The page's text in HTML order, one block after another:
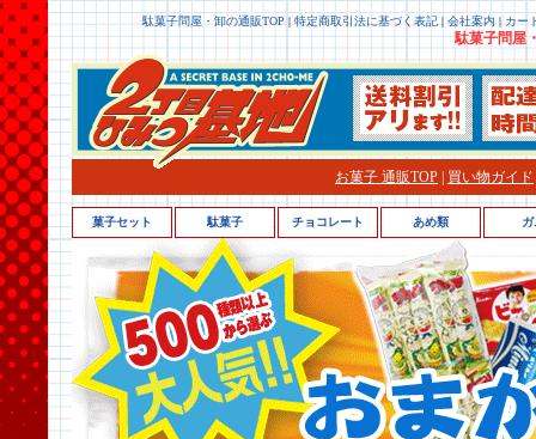
駄菓子問屋・卸の通販TOP | 特定商取引法に基づく表記 | 会社案内 | カー
駄菓子問屋
お菓子 通販TOP 買い物ガイド